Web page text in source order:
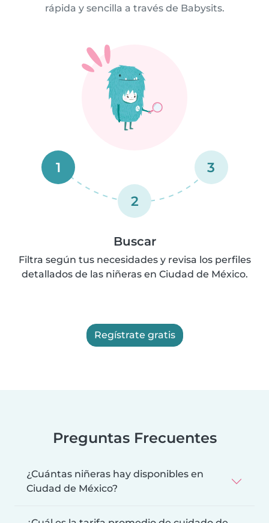
rápida y sencilla a través de Babysits.
1
2
3
Buscar
Filtra según tus necesidades y revisa los perfiles
detallados de las niñeras en Ciudad de México.
Regístrate gratis
Preguntas Frecuentes
¿Cuántas niñeras hay disponibles en
Ciudad de México?